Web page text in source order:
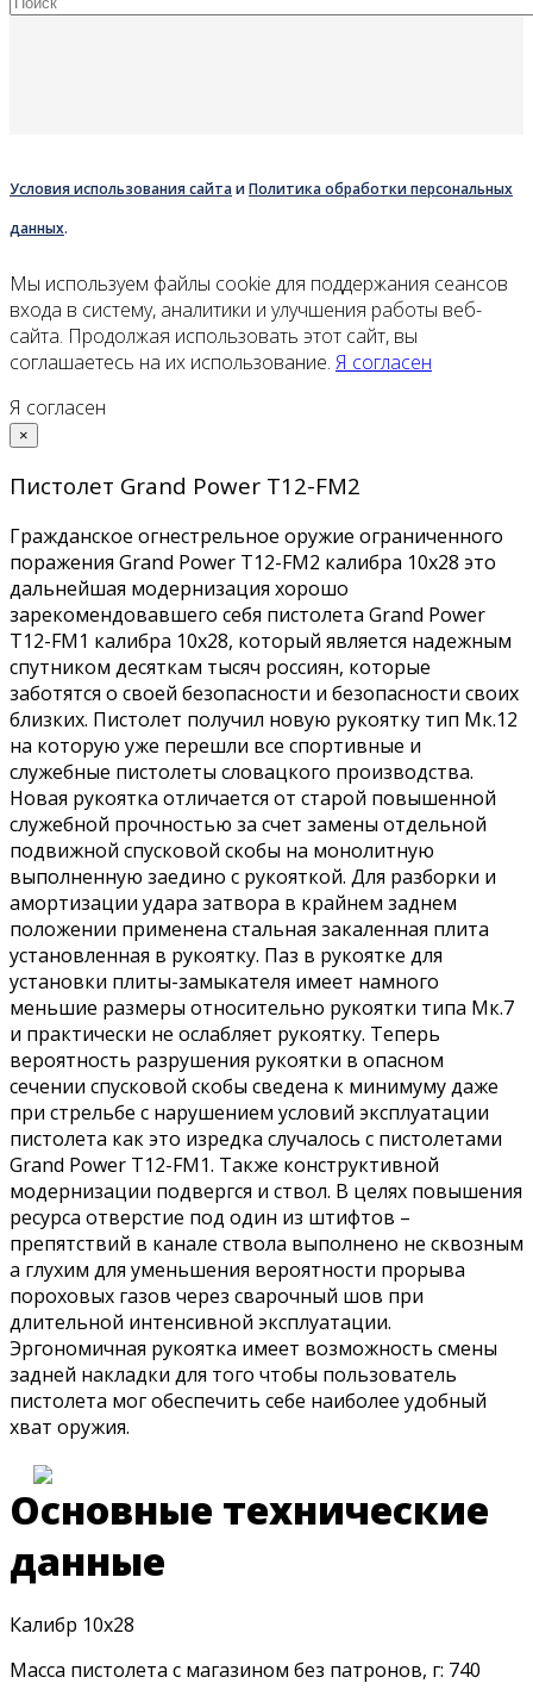
Условия использования сайтаиПолитика обработки персональных
данных.
Мы используем файлы cookie для поддержания сеансов
входа в систему, аналитики и улучшения работы веб-
сайта. Продолжая использовать этот сайт, вы
соглашаетесь на их использование. Я согласен
Я согласен
×
Пистолет Grand Power Т12-FM2
Гражданское огнестрельное оружие ограниченного
поражения Grand Power Т12-FM2 калибра 10x28 это
дальнейшая модернизация хорошо
зарекомендовавшего себя пистолета Grand Power
T12-FM1 калибра 10x28, который является надежным
спутником десяткам тысяч россиян, которые
заботятся о своей безопасности и безопасности своих
близких. Пистолет получил новую рукоятку тип Мк.12
на которую уже перешли все спортивные и
служебные пистолеты словацкого производства.
Новая рукоятка отличается от старой повышенной
служебной прочностью за счет замены отдельной
подвижной спусковой скобы на монолитную
выполненную заедино с рукояткой. Для разборки и
амортизации удара затвора в крайнем заднем
положении применена стальная закаленная плита
установленная в рукоятку. Паз в рукоятке для
установки плиты-замыкателя имеет намного
меньшие размеры относительно рукоятки типа Мк.7
и практически не ослабляет рукоятку. Теперь
вероятность разрушения рукоятки в опасном
сечении спусковой скобы сведена к минимуму даже
при стрельбе с нарушением условий эксплуатации
пистолета как это изредка случалось с пистолетами
Grand Power Т12-FM1. Также конструктивной
модернизации подвергся и ствол. В целях повышения
ресурса отверстие под один из штифтов –
препятствий в канале ствола выполнено не сквозным
а глухим для уменьшения вероятности прорыва
пороховых газов через сварочный шов при
длительной интенсивной эксплуатации.
Эргономичная рукоятка имеет возможность смены
задней накладки для того чтобы пользователь
пистолета мог обеспечить себе наиболее удобный
хват оружия.
Основные технические
данные
Калибр 10х28
Масса пистолета с магазином без патронов, г: 740